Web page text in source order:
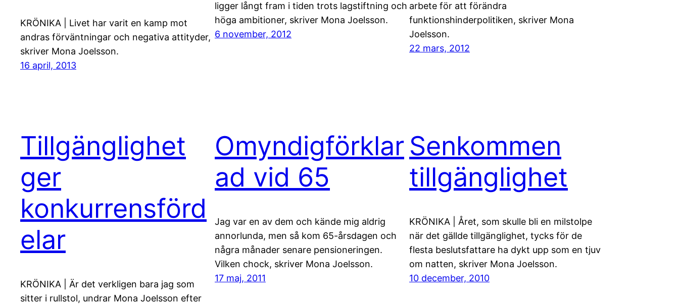
KRÖNIKA | Livet har varit en kamp mot
andras förväntningar och negativa attityder,
skriver Mona Joelsson.
16 april, 2013
ligger långt fram i tiden trots lagstiftning och
höga ambitioner, skriver Mona Joelsson.
6 november, 2012
arbete för att förändra
funktionshinderpolitiken, skriver Mona
Joelsson.
22 mars, 2012
Tillgänglighet
ger
konkurrensförd
elar
KRÖNIKA | Är det verkligen bara jag som
sitter i rullstol, undrar Mona Joelsson efter
Omyndigförklar
ad vid 65
Jag var en av dem och kände mig aldrig
annorlunda, men så kom 65-årsdagen och
några månader senare pensioneringen.
Vilken chock, skriver Mona Joelsson.
17 maj, 2011
Senkommen
tillgänglighet
KRÖNIKA | Året, som skulle bli en milstolpe
när det gällde tillgänglighet, tycks för de
flesta beslutsfattare ha dykt upp som en tjuv
om natten, skriver Mona Joelsson.
10 december, 2010